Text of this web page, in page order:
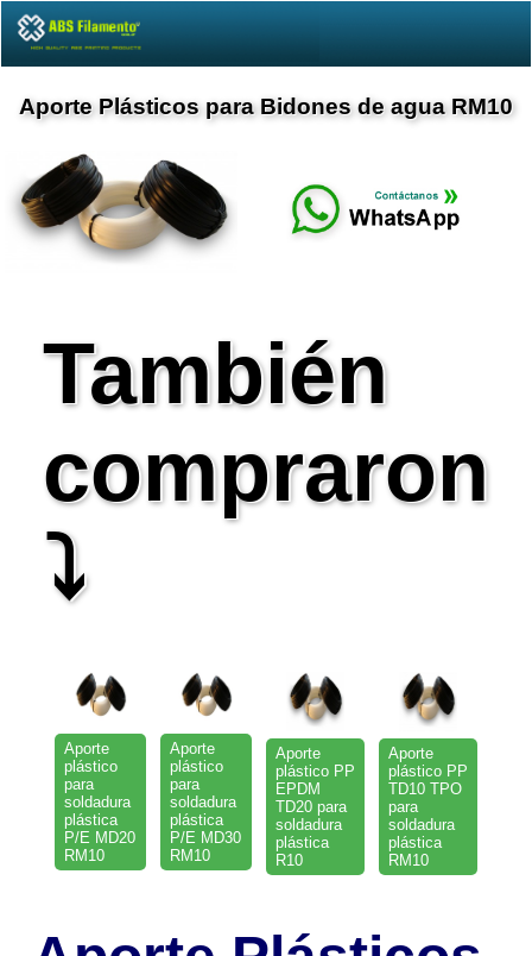
Aporte Plásticos para Bidones de agua RM10
También
compraron
⤵
Aporte
plástico
para
soldadura
plástica
P/E MD20
RM10
Aporte
plástico
para
soldadura
plástica
P/E MD30
RM10
Aporte
plástico PP
EPDM
TD20 para
soldadura
plástica
R10
Aporte
plástico PP
TD10 TPO
para
soldadura
plástica
RM10